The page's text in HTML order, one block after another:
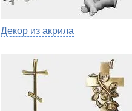
Декор из акрила